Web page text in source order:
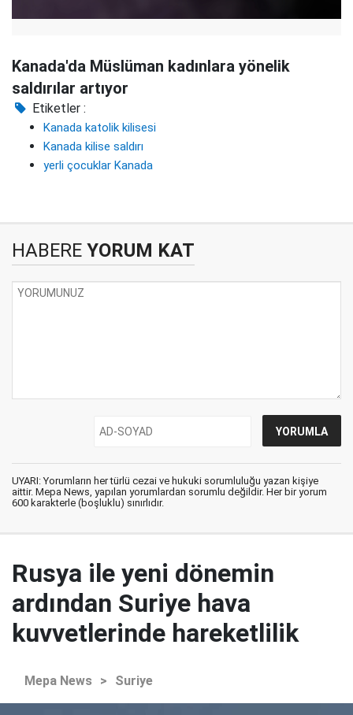
Kanada'da Müslüman kadınlara yönelik
saldırılar artıyor
Etiketler :
Kanada katolik kilisesi
Kanada kilise saldırı
yerli çocuklar Kanada
HABERE YORUM KAT
UYARI: Yorumların her türlü cezai ve hukuki sorumluluğu yazan kişiye
aittir. Mepa News, yapılan yorumlardan sorumlu değildir. Her bir yorum
600 karakterle (boşluklu) sınırlıdır.
Rusya ile yeni dönemin
ardından Suriye hava
kuvvetlerinde hareketlilik
Mepa News > Suriye